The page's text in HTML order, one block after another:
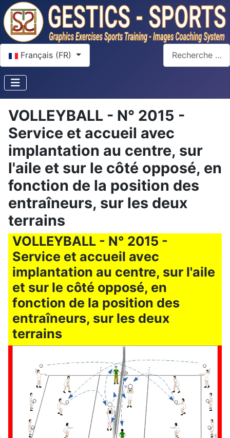
Sélectionnez votre langue
Français (FR)
Rechercher
VOLLEYBALL - N° 2015 -
Service et accueil avec
implantation au centre, sur
l'aile et sur le côté opposé, en
fonction de la position des
entraîneurs, sur les deux
terrains
VOLLEYBALL - N° 2015 -
Service et accueil avec
implantation au centre, sur l'aile
et sur le côté opposé, en
fonction de la position des
entraîneurs, sur les deux
terrains